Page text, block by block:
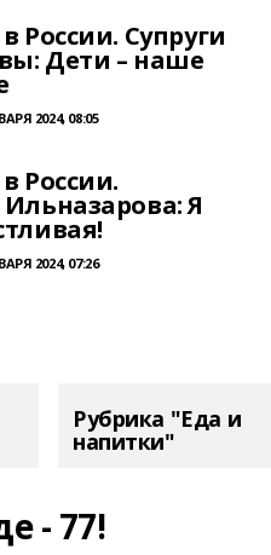
России. Супруги
Дети – наше
2024, 08:05
России.
Ильназарова: Я
2024, 07:26
Рубрика "Еда и
напитки"
- 77!